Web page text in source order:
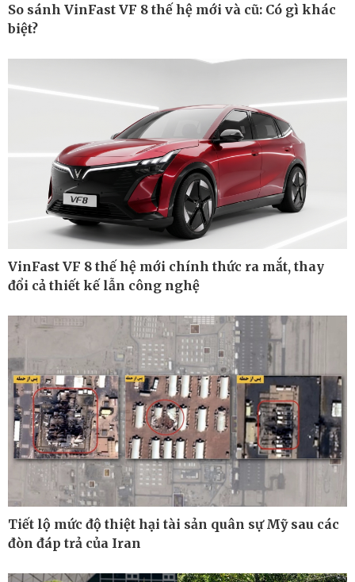
Thế giới
Quan sát
Hồ sơ
Ảnh
Infographic
Kinh tế
Bất động sản
Khởi nghiệp
Thị trường
Giá vàng
Tiêu dùng
Tỷ giá
Chứng khoán
So sánh VinFast VF 8 thế hệ mới và cũ: Có gì khác
biệt?
VinFast VF 8 thế hệ mới chính thức ra mắt, thay
đổi cả thiết kế lẫn công nghệ
Tiết lộ mức độ thiệt hại tài sản quân sự Mỹ sau các
đòn đáp trả của Iran